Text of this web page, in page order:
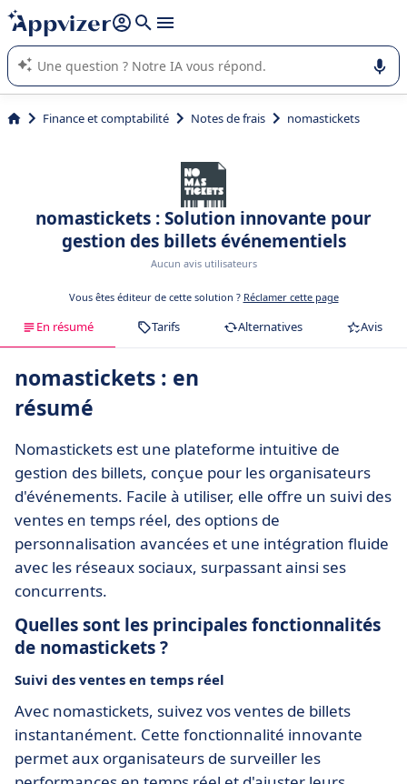
répondre (plusieurs lignes avec
L'IA de Appvizer vous guide dans l'utilisation ou la sélection de
logiciel SaaS en entreprise.
Finance et comptabilité Notes de frais nomastickets
nomastickets : Solution innovante pour
gestion des billets événementiels
Aucun avis utilisateurs
Vous êtes éditeur de cette solution ? Réclamer cette page
En résumé Tarifs Alternatives Avis
nomastickets : en
résumé
Nomastickets est une plateforme intuitive de
gestion des billets, conçue pour les organisateurs
d'événements. Facile à utiliser, elle offre un suivi des
ventes en temps réel, des options de
personnalisation avancées et une intégration fluide
avec les réseaux sociaux, surpassant ainsi ses
concurrents.
Quelles sont les principales fonctionnalités
de nomastickets ?
Suivi des ventes en temps réel
Avec nomastickets, suivez vos ventes de billets
instantanément. Cette fonctionnalité innovante
permet aux organisateurs de surveiller les